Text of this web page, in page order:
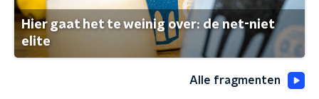
Hier gaat het te weinig over: de net-niet
elite
Alle fragmenten